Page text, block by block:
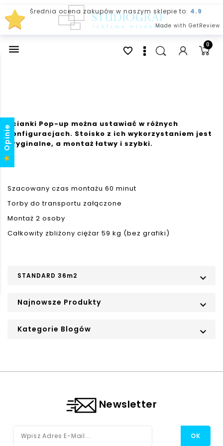
 0
favorite_border
Ścianki Pop-up można ustawiać w różnych
konfiguracjach. Stoisko z ich wykorzystaniem jest
oryginalne, a montaż łatwy i szybki.
Szacowany czas montażu 60 minut
Torby do transportu załączone
Montaż 2 osoby
Całkowity zbliżony ciężar 59 kg (bez grafiki)
STANDARD 36m2 
Najnowsze Produkty 
Kategorie Blogów 
Newsletter
Opinie
Średnia ocena zakupów w naszym sklepie to: 4.9
Made with GetReview